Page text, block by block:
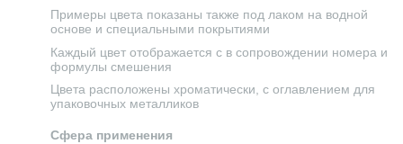
Примеры цвета показаны также под лаком на водной
основе и специальными покрытиями
Каждый цвет отображается с в сопровождении номера и
формулы смешения
Цвета расположены хроматически, с оглавлением для
упаковочных металликов
Сфера применения